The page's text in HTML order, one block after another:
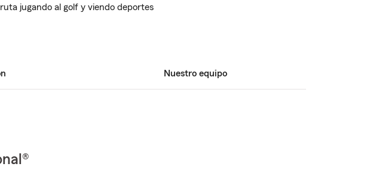
jugando al golf y viendo deportes
Nuestro equipo